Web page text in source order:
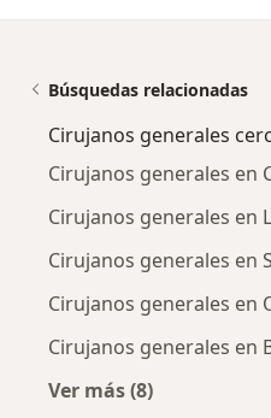
Búsquedas relacionadas
Cirujanos generales
Cirujanos generales en
Cirujanos generales en
Cirujanos generales en
Cirujanos generales en
Cirujanos generales en
Ver más (8)